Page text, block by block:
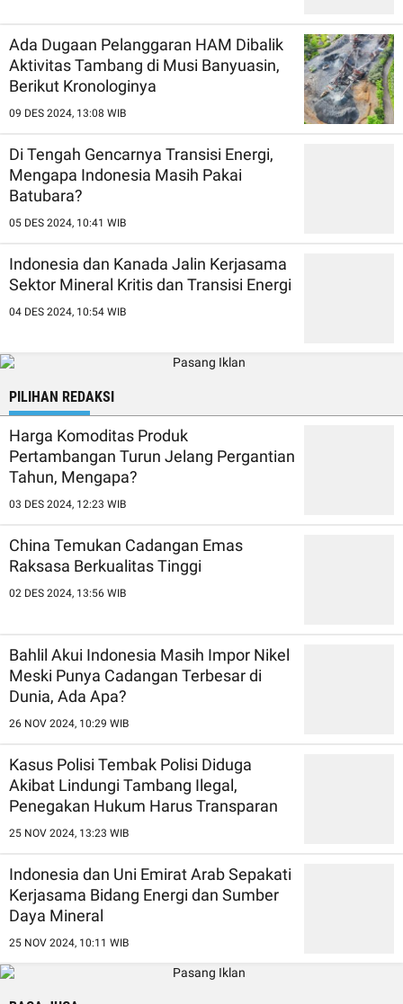
Ada Dugaan Pelanggaran HAM Dibalik
Aktivitas Tambang di Musi Banyuasin,
Berikut Kronologinya
09 DES 2024, 13:08 WIB
Di Tengah Gencarnya Transisi Energi,
Mengapa Indonesia Masih Pakai
Batubara?
05 DES 2024, 10:41 WIB
Indonesia dan Kanada Jalin Kerjasama
Sektor Mineral Kritis dan Transisi Energi
04 DES 2024, 10:54 WIB
PILIHAN REDAKSI
Harga Komoditas Produk
Pertambangan Turun Jelang Pergantian
Tahun, Mengapa?
03 DES 2024, 12:23 WIB
China Temukan Cadangan Emas
Raksasa Berkualitas Tinggi
02 DES 2024, 13:56 WIB
Bahlil Akui Indonesia Masih Impor Nikel
Meski Punya Cadangan Terbesar di
Dunia, Ada Apa?
26 NOV 2024, 10:29 WIB
Kasus Polisi Tembak Polisi Diduga
Akibat Lindungi Tambang Ilegal,
Penegakan Hukum Harus Transparan
25 NOV 2024, 13:23 WIB
Indonesia dan Uni Emirat Arab Sepakati
Kerjasama Bidang Energi dan Sumber
Daya Mineral
25 NOV 2024, 10:11 WIB